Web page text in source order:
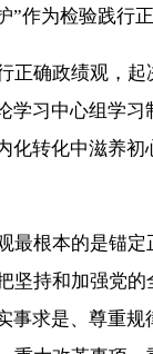
”作为检验践
确政绩观，起
学习中心组学
化转化中滋养
根本的是锚定
坚持和加强党
事求是、尊重